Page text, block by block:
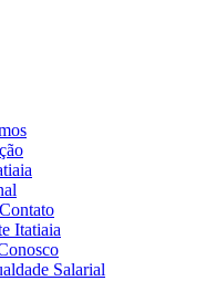
Itatiaia
Salarial